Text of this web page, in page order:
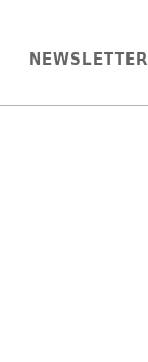
NEWSLETTER